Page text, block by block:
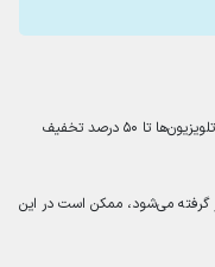
وسایل الکترونیکی مانند تلفن‌های همراه، لپ‌تاپ‌ها و تلویزیون‌ها تا ۵۰ درصد تخفیف
که قیمت آن ۴۰۰ ریال در نظر گرفته می‌شود، ممکن است در این